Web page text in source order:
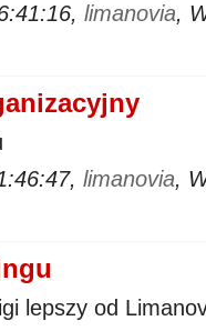
limanovia,
limanovia,
lepszy od